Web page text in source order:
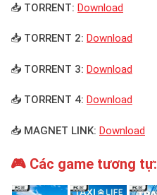
📥 TORRENT: Download
📥 TORRENT 2: Download
📥 TORRENT 3: Download
📥 TORRENT 4: Download
📥 MAGNET LINK: Download
🎮 Các game tương tự: